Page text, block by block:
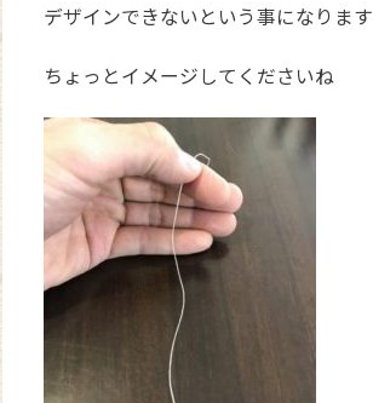
デザインできないという事になります
ちょっとイメージしてくださいね